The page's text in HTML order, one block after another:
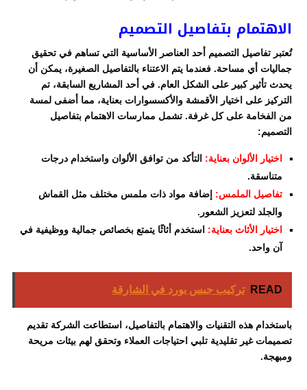
الاهتمام بتفاصيل التصميم
تُعتبر تفاصيل التصميم أحد العناصر الأساسية التي تساهم في تحقيق
جماليات أي مساحة. فعندما يتم الاعتناء بالتفاصيل الصغيرة، يمكن أن
يحدث تأثير كبير على الشكل العام. في أحد المشاريع السابقة، تم
التركيز على اختيار الأقمشة والأكسسوارات بعناية، مما أضفى لمسة
من الفخامة على كل غرفة. تشمل ممارسات الاهتمام بتفاصيل
التصميم:
اختيار الألوان بعناية: التأكد من توافق الألوان واستخدام درجات
متناسقة.
تفاصيل الملمس: إضافة مواد ذات ملمس مختلف مثل القماش
والجلد لتعزيز الشعور.
اختيار الأثاث بعناية: استخدم أثاثًا يتمتع بخصائص جمالية ووظيفية في
آن واحد.
READ تركيب جبس بورد في الشارقة
باستخدام هذه التقنيات والاهتمام بالتفاصيل، استطاعت الشركة تقديم
تصميمات غير تقليدية تلبي احتياجات العملاء وتحقق لهم بيئات مريحة
ومبهجة.